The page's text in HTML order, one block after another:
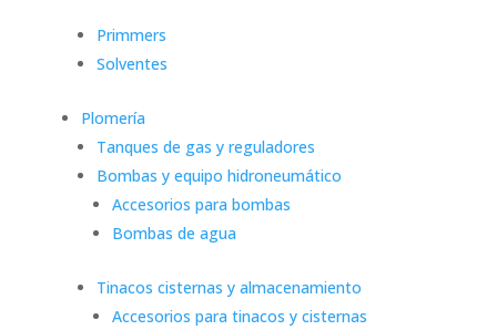
Primmers
Solventes
Plomería
Tanques de gas y reguladores
Bombas y equipo hidroneumático
Accesorios para bombas
Bombas de agua
Tinacos cisternas y almacenamiento
Accesorios para tinacos y cisternas